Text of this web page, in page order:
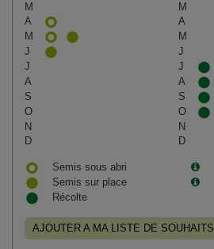
M
M
A
A
M
M
J
J
J
J
A
A
S
S
O
O
N
N
D
D
Semis sous abri
Semis sur place
Récolte
AJOUTER A MA LISTE DE SOUHAITS